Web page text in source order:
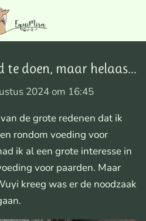
te doen, maar helaas...
2024 om 16:45
de grote redenen dat ik
rondom voeding voor
ik al een grote interesse in
voor paarden. Maar
kreeg was er de noodzaak